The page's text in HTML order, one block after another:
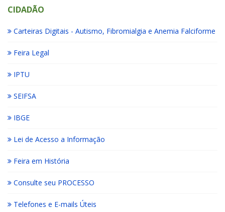
CIDADÃO
Carteiras Digitais - Autismo, Fibromialgia e Anemia Falciforme
Feira Legal
IPTU
SEIFSA
IBGE
Lei de Acesso a Informação
Feira em História
Consulte seu PROCESSO
Telefones e E-mails Úteis